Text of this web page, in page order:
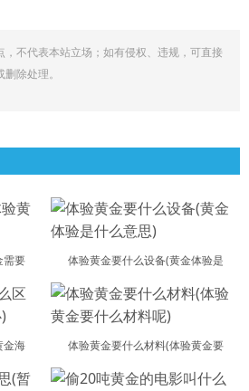
，不代表本站立场；如有侵权、违规，可直接
除处理。
需要 体验黄金要什么设备(黄金体验是
金海 体验黄金要什么材料(体验黄金要